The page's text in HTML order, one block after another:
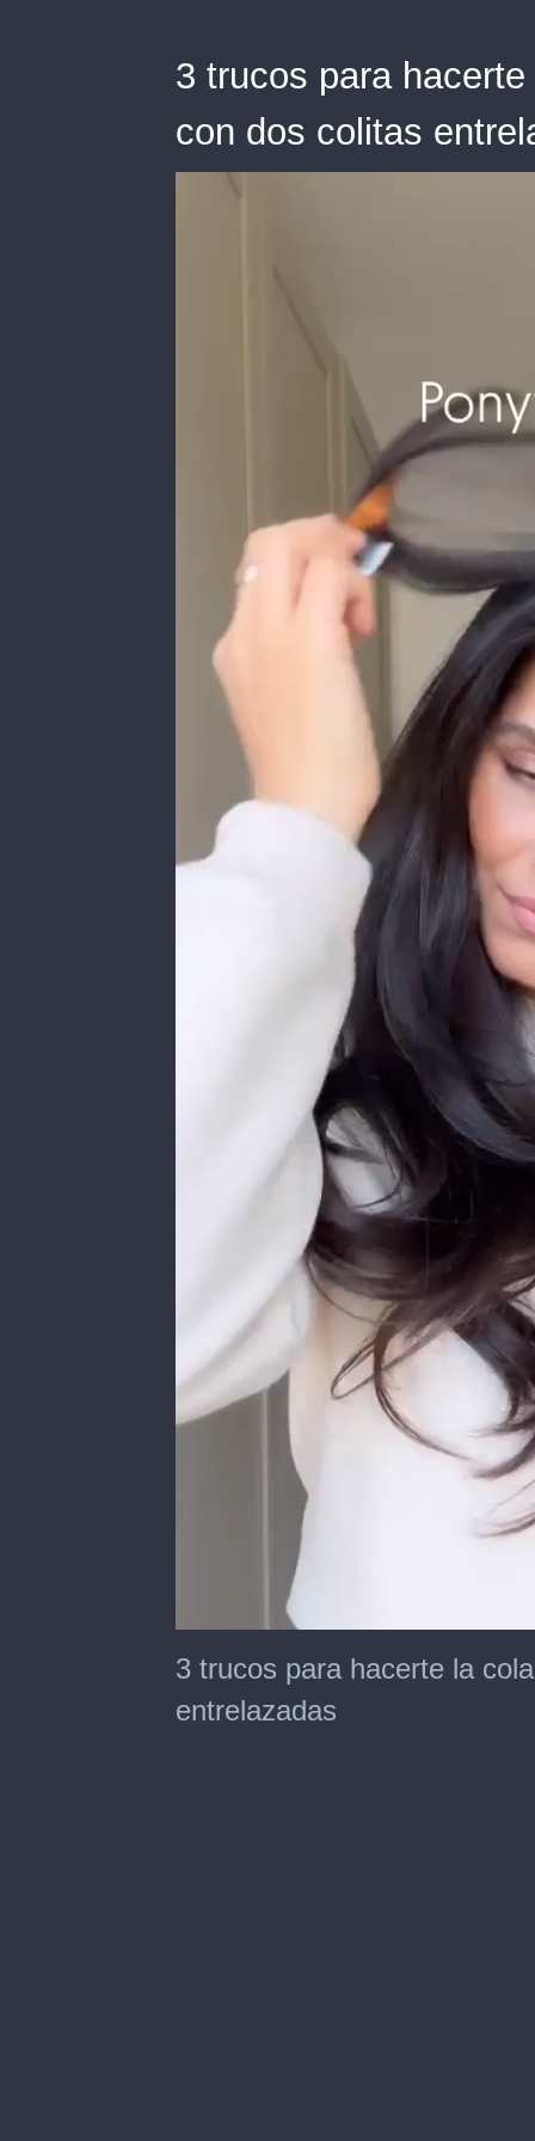
3 trucos para
con dos colitas
seconds
of
seconds
3 trucos para hacerte la
entrelazadas